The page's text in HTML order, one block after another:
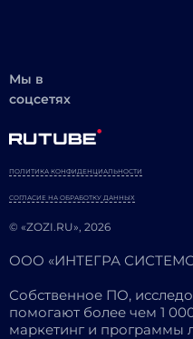
Мы в
соцсетях
© «ZOZI.RU», 2026
ПОЛИТИКА КОНФИДЕНЦИАЛЬНОСТИ
СОГЛАСИЕ НА ОБРАБОТКУ ДАННЫХ
ООО «ИНТЕГРА
Собственное ПО,
помогают более чем 1
маркетинг и программы